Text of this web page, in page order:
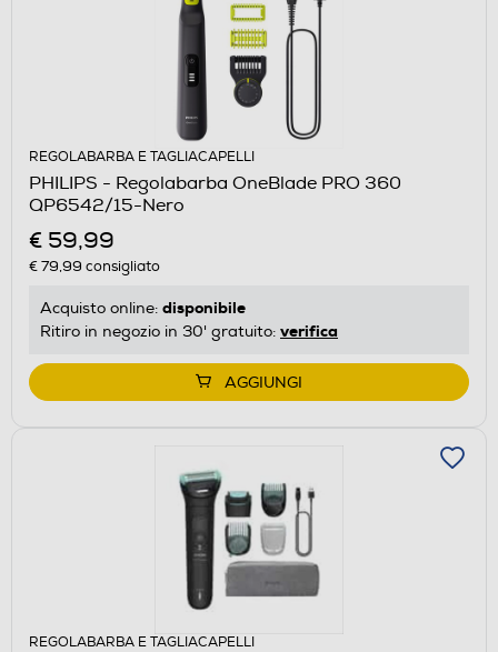
REGOLABARBA E TAGLIACAPELLI
PHILIPS - Regolabarba OneBlade PRO 360
QP6542/15-Nero
€ 59,99
€ 79,99 consigliato
Acquisto online: disponibile
Ritiro in negozio in 30' gratuito: verifica
AGGIUNGI
REGOLABARBA E TAGLIACAPELLI